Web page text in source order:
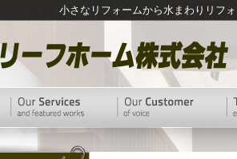
小さなリフォームから水まわりリフ